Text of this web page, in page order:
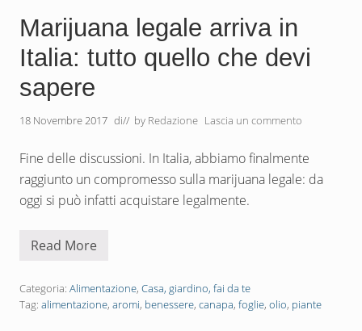
z
z
i
e
b
e
n
f
i
.
D
a
g
u
c
o
m
Marijuana legale arriva in
Italia: tutto quello che devi
sapere
18 Novembre 2017 di// by Redazione Lascia un commento
Fine delle discussioni. In Italia, abbiamo finalmente
raggiunto un compromesso sulla marijuana legale: da
oggi si può infatti acquistare legalmente.
M
i
j
Read More
Categoria: Alimentazione, Casa, giardino, fai da te
Tag: alimentazione, aromi, benessere, canapa, foglie, olio, piante